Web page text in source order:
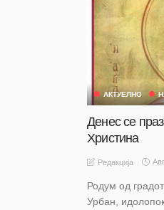
АКТУЕЛНО
Денес се
Христина
Редакција
Родум од
Урбан,